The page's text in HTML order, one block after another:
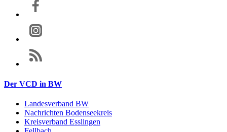
Der VCD in BW
Landesverband BW
Nachrichten Bodenseekreis
Kreisverband Esslingen